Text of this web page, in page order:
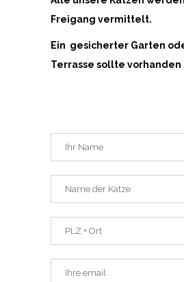
Freigang vermittelt.
Ein gesicherter Garten
Terrasse sollte vorhanden